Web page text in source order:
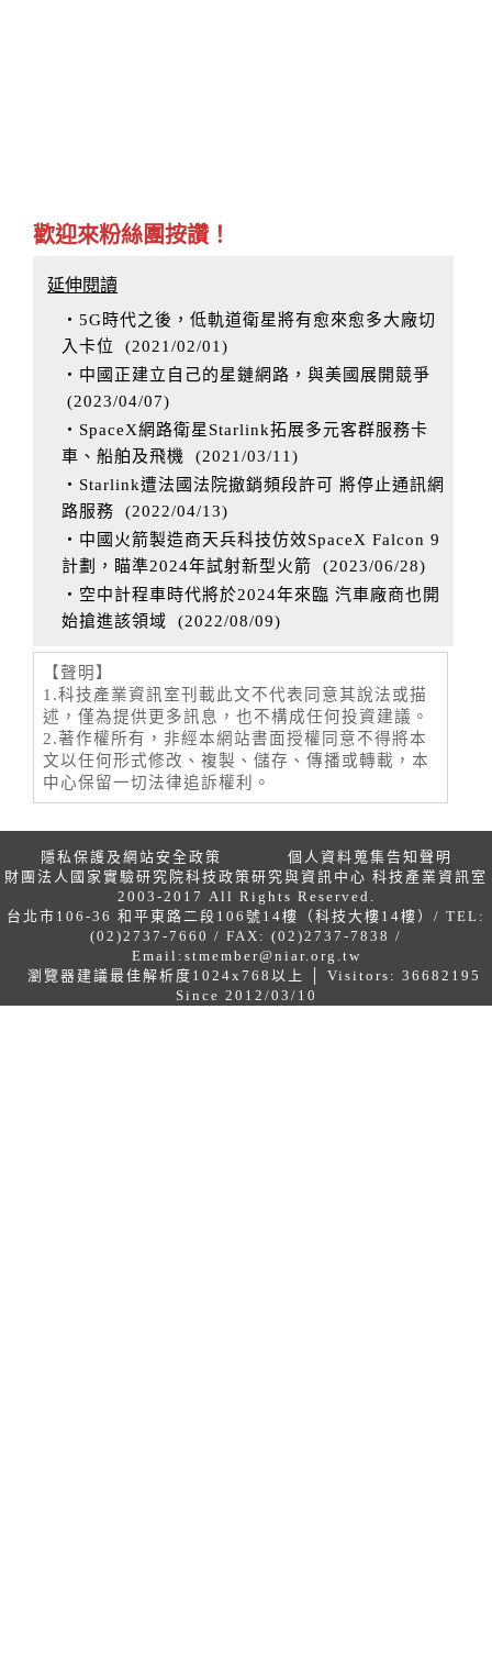
歡迎來粉絲團按讚！
延伸閱讀
‧5G時代之後，低軌道衛星將有愈來愈多大廠切
入卡位
(2021/02/01)
‧中國正建立自己的星鏈網路，與美國展開競爭
(2023/04/07)
‧SpaceX網路衛星Starlink拓展多元客群服務卡
車、船舶及飛機 (2021/03/11)
‧Starlink遭法國法院撤銷頻段許可 將停止通訊網
路服務 (2022/04/13)
‧中國火箭製造商天兵科技仿效SpaceX Falcon 9
計劃，瞄準2024年試射新型火箭 (2023/06/28)
‧空中計程車時代將於2024年來臨 汽車廠商也開
始搶進該領域 (2022/08/09)
【聲明】
1.科技產業資訊室刊載此文不代表同意其說法或描
述，僅為提供更多訊息，也不構成任何投資建議。
2.著作權所有，非經本網站書面授權同意不得將本
文以任何形式修改、複製、儲存、傳播或轉載，本
中心保留一切法律追訴權利。
隱私保護及網站安全政策
個人資料蒐集告知聲明
財團法人國家實驗研究院科技政策研究與資訊中心 科技產業資訊室
2003-2017 All Rights Reserved.
台北市106-36 和平東路二段106號14樓（科技大樓14樓）/ TEL:
(02)2737-7660 / FAX: (02)2737-7838 /
Email: stmember@niar.org.tw
瀏覽器建議最佳解析度1024x768以上 │ Visitors: 36682195
Since 2012/03/10